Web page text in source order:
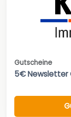
Gutscheine
5€ Newsletter